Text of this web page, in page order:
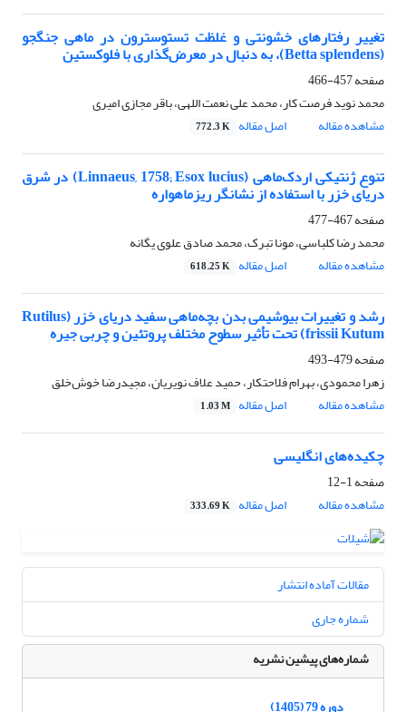
تغییر رفتارهای خشونتی و غلظت تستوسترون در ماهی جنگجو
(Betta splendens)، به دنبال در معرض‌گذاری با فلوکستین
صفحه457-466
محمد نوید فرصت کار، محمد علی نعمت اللهی، باقر مجازی امیری
مشاهده مقاله
اصل مقاله 772.3 K
تنوع ژنتیکی اردک‌ماهی (Linnaeus, 1758; Esox lucius) در شرق
دریای خزر با استفاده از نشانگر ریزماهواره
صفحه467-477
محمد رضا کلباسی، مونا تبرک، محمد صادق علوی یگانه
مشاهده مقاله
اصل مقاله 618.25 K
رشد و تغییرات بیوشیمی بدن بچه‌ماهی سفید دریای خزر (Rutilus
frissii Kutum) تحت تأثیر سطوح مختلف پروتئین و چربی جیره
صفحه479-493
زهرا محمودی، بهرام فلاحتکار، حمید علاف نویریان، مجیدرضا خوش‌خلق
مشاهده مقاله
اصل مقاله 1.03 M
چکیده‌های انگلیسی
صفحه1-12
مشاهده مقاله
اصل مقاله 333.69 K
مقالات آماده انتشار
شماره جاری
شماره‌های پیشین نشریه
دوره 79 (1405)